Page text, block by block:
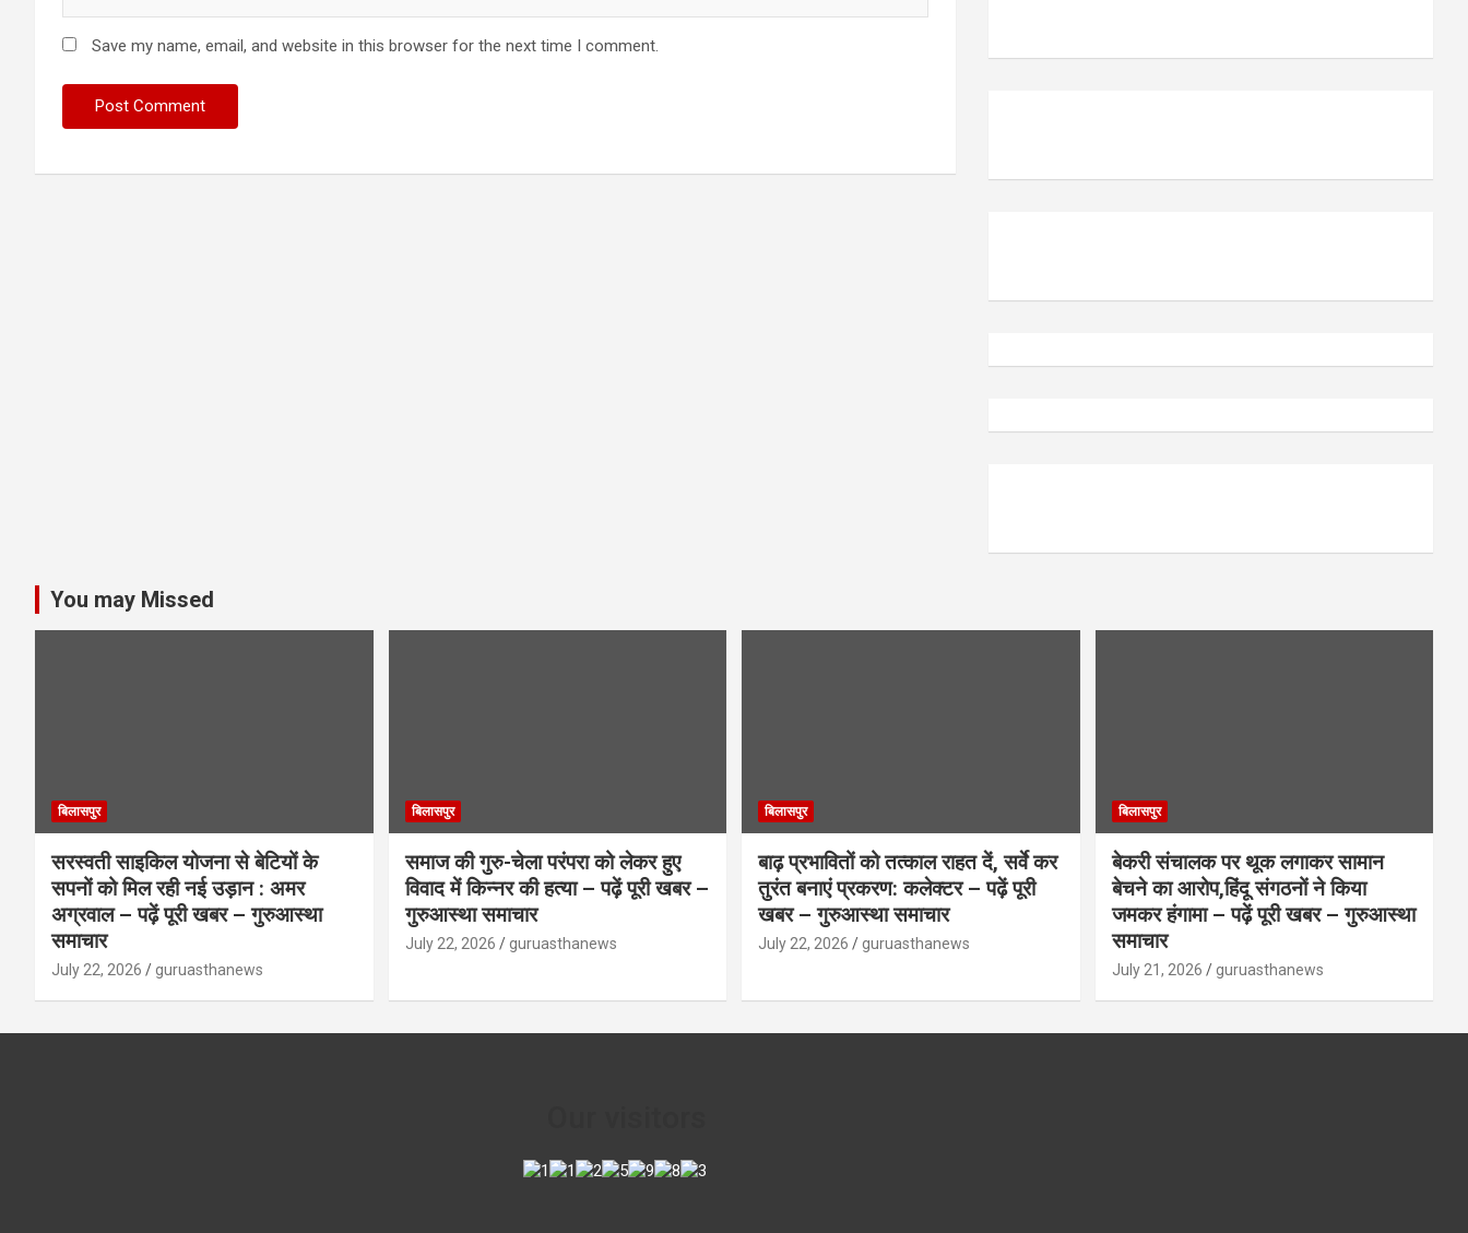
Save my name, email, and website in this browser for the next time I comment.
You may Missed
बिलासपुर
सरस्वती साइकिल योजना से बेटियों के
सपनों को मिल रही नई उड़ान : अमर
अग्रवाल – पढ़ें पूरी खबर – गुरुआस्था
समाचार
July 22, 2026 guruasthanews
बिलासपुर
समाज की गुरु-चेला परंपरा को लेकर हुए
विवाद में किन्नर की हत्या – पढ़ें पूरी खबर –
गुरुआस्था समाचार
July 22, 2026 guruasthanews
बिलासपुर
बाढ़ प्रभावितों को तत्काल राहत दें, सर्वे कर
तुरंत बनाएं प्रकरण: कलेक्टर – पढ़ें पूरी
खबर – गुरुआस्था समाचार
July 22, 2026 guruasthanews
बिलासपुर
बेकरी संचालक पर थूक लगाकर सामान
बेचने का आरोप,हिंदू संगठनों ने किया
जमकर हंगामा – पढ़ें पूरी खबर – गुरुआस्था
समाचार
July 21, 2026 guruasthanews